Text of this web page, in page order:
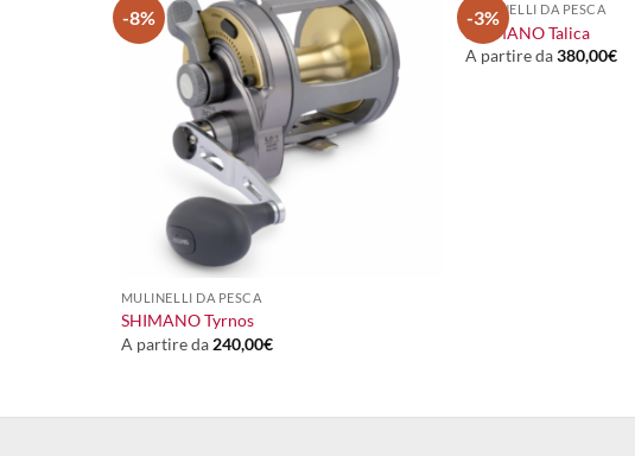
-8%
MULINELLI DA PESCA
SHIMANO Tyrnos
A partire da 240,00€
-3%
MULINELLI DA PESCA
SHIMANO Talica
A partire da380,00€